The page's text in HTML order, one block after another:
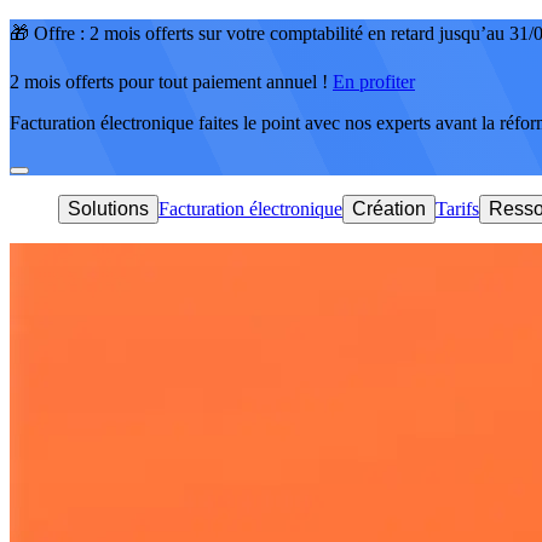
🎁 Offre : 2 mois offerts sur votre comptabilité en retard jusqu’au 31/
2 mois offerts pour tout paiement annuel ! En profiter
Facturation électronique faites le point avec nos experts avant la
Solutions Facturation électronique Création Tarifs